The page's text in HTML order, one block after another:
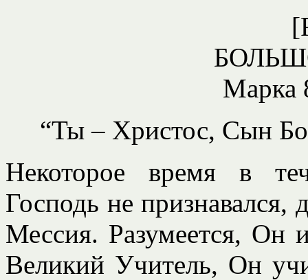
Марка
“Ты – Христос, Сын
Некоторое время в
Господь не
Мессия. Разумеется, Он
Великий Учитель, Он